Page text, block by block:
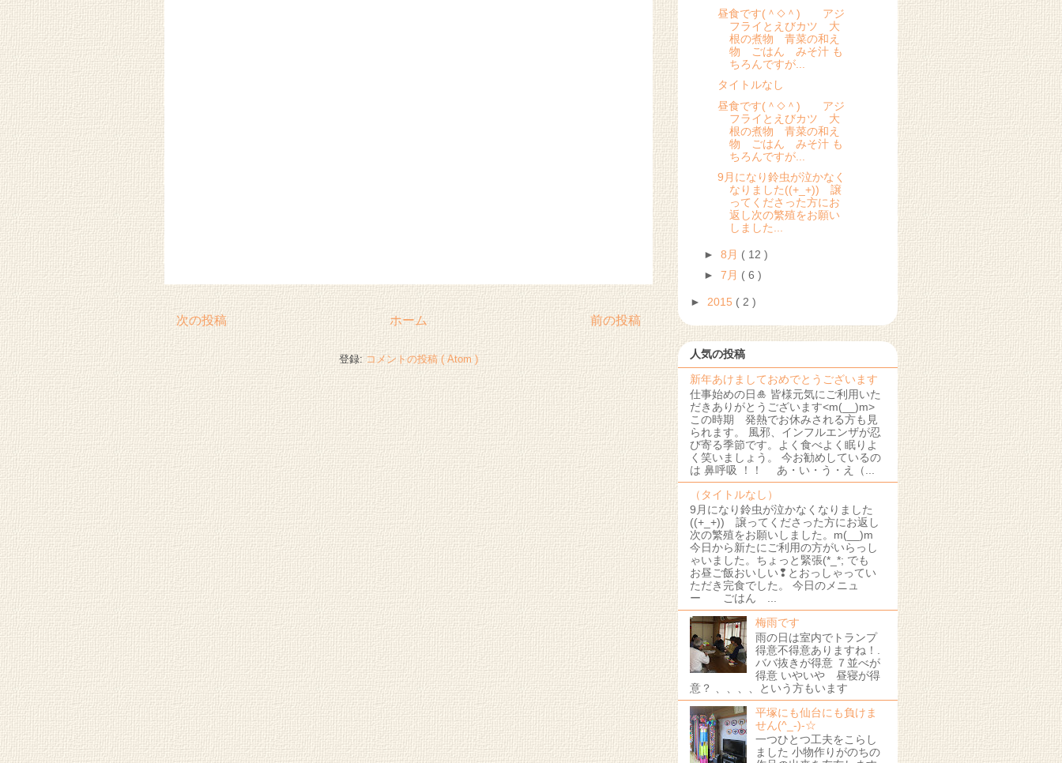
次の投稿 前の投稿
ホーム
登録: コメントの投稿 ( Atom )
昼食です(＾◇＾) アジ
フライとえびカツ 大
根の煮物 青菜の和え
物 ごはん みそ汁 も
ちろんですが...
タイトルなし
昼食です(＾◇＾) アジ
フライとえびカツ 大
根の煮物 青菜の和え
物 ごはん みそ汁 も
ちろんですが...
9月になり鈴虫が泣かなく
なりました((+_+)) 譲
ってくださった方にお
返し次の繁殖をお願い
しました...
► 8月 ( 12 )
► 7月 ( 6 )
► 2015 ( 2 )
人気の投稿
新年あけましておめでとうございます
仕事始めの日🎍 皆様元気にご利用いた
だきありがとうございます<m(__)m>
この時期 発熱でお休みされる方も見
られます。 風邪、インフルエンザが忍
び寄る季節です。よく食べよく眠りよ
く笑いましょう。 今お勧めしているの
は 鼻呼吸 ！！ あ・い・う・え（...
（タイトルなし）
9月になり鈴虫が泣かなくなりました
((+_+)) 譲ってくださった方にお返し
次の繁殖をお願いしました。m(__)m
今日から新たにご利用の方がいらっし
ゃいました。ちょっと緊張(*_*; でも
お昼ご飯おいしい❢とおっしゃってい
ただき完食でした。 今日のメニュ
ー ごはん ...
梅雨です
雨の日は室内でトランプ
得意不得意ありますね！.
ババ抜きが得意 ７並べが
得意 いやいや 昼寝が得
意？ 、、、、という方もいます
平塚にも仙台にも負けま
せん(^_-)-☆
一つひとつ工夫をこらし
ました 小物作りがのちの